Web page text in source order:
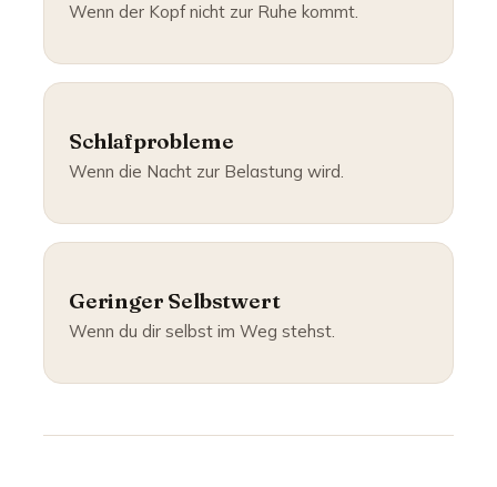
Wenn der Kopf nicht zur Ruhe kommt.
Schlafprobleme
Wenn die Nacht zur Belastung wird.
Geringer Selbstwert
Wenn du dir selbst im Weg stehst.